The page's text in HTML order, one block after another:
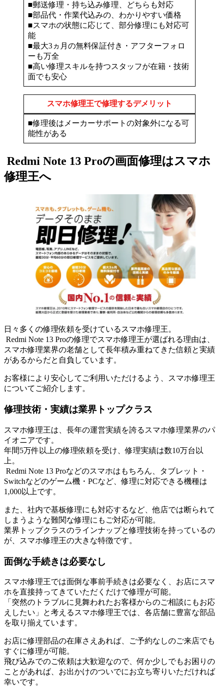
■郵送修理・持ち込み修理、どちらも対応
■部品代・作業代込みの、わかりやすい価格
■スマホの状態に応じて、部分修理にも対応可
能
■最大3ヵ月の無料保証付き・アフターフォロ
ーも万全
■高い修理スキルを持つスタッフが在籍・技術
面でも安心
スマホ修理王で修理するデメリット
■修理後はメーカーサポートの対象外になる可
能性がある
Redmi Note 13 Proの画面修理はスマホ
修理王へ
日々多くの修理依頼を受けているスマホ修理王。
Redmi Note 13 Proの修理でスマホ修理王が選ばれる理由は、
スマホ修理業界の老舗として長年積み重ねてきた信頼と実績
があるからだと自負しています。
お客様により安心してご利用いただけるよう、スマホ修理王
についてご紹介します。
修理技術・実績は業界トップクラス
スマホ修理王は、長年の運営実績を誇るスマホ修理業界のパ
イオニアです。
年間5万件以上の修理依頼を受け、修理実績は数10万台以
上。
Redmi Note 13 Proなどのスマホはもちろん、タブレット・
Switchなどのゲーム機・PCなど、修理に対応できる機種は
1,000以上です。
また、社内で基板修理にも対応するなど、他店では断られて
しまうような難関な修理にもご対応が可能。
業界トップクラスのラインナップと修理技術を持っているの
が、スマホ修理王の大きな特徴です。
面倒な手続きは必要なし
スマホ修理王では面倒な事前手続きは必要なく、お店にスマ
ホを直接持ってきていただくだけで修理が可能。
「突然のトラブルに見舞われたお客様からのご相談にもお応
えしたい」と考えるスマホ修理王では、各店舗に豊富な部品
を取り揃えています。
お店に修理部品の在庫さえあれば、ご予約なしのご来店でも
すぐに修理が可能。
飛び込みでのご依頼は大歓迎なので、何か少しでもお困りの
ことがあれば、お出かけのついでにお立ち寄りいただければ
幸いです。